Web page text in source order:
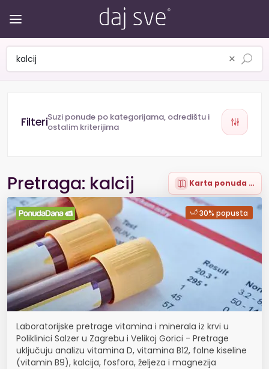
×
Suzi ponude po kategorijama, odredištu i
ostalim kriterijima
Pretraga: kalcij Karta ponuda (1)
30% popusta
Laboratorijske pretrage vitamina i minerala iz krvi u
Poliklinici Salzer u Zagrebu i Velikoj Gorici - Pretrage
uključuju analizu vitamina D, vitamina B12, folne kiseline
(vitamin B9), kalcija, fosfora, željeza i magnezija